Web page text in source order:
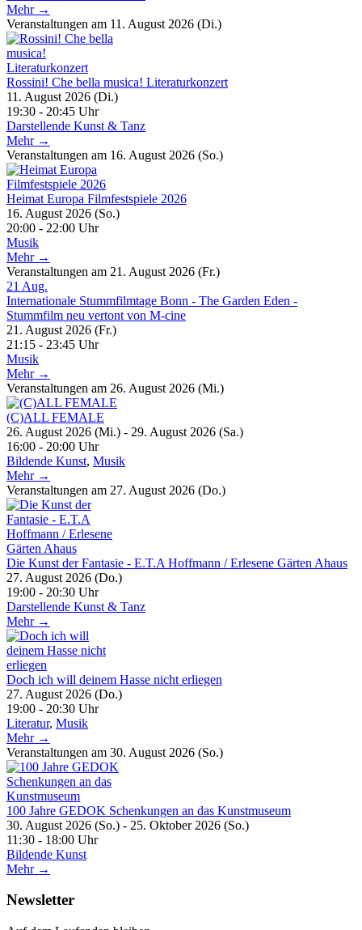
Mehr →
Veranstaltungen am 11. August 2026 (Di.)
Rossini! Che bella musica! Literaturkonzert
11. August 2026 (Di.)
19:30 - 20:45 Uhr
Darstellende Kunst & Tanz
Mehr →
Veranstaltungen am 16. August 2026 (So.)
Heimat Europa Filmfestspiele 2026
16. August 2026 (So.)
20:00 - 22:00 Uhr
Musik
Mehr →
Veranstaltungen am 21. August 2026 (Fr.)
21 Aug.
Internationale Stummfilmtage Bonn - The Garden Eden -
Stummfilm neu vertont von M-cine
21. August 2026 (Fr.)
21:15 - 23:45 Uhr
Musik
Mehr →
Veranstaltungen am 26. August 2026 (Mi.)
(C)ALL FEMALE
26. August 2026 (Mi.) - 29. August 2026 (Sa.)
16:00 - 20:00 Uhr
Bildende Kunst, Musik
Mehr →
Veranstaltungen am 27. August 2026 (Do.)
Die Kunst der Fantasie - E.T.A Hoffmann / Erlesene Gärten Ahaus
27. August 2026 (Do.)
19:00 - 20:30 Uhr
Darstellende Kunst & Tanz
Mehr →
Doch ich will deinem Hasse nicht erliegen
27. August 2026 (Do.)
19:00 - 20:30 Uhr
Literatur, Musik
Mehr →
Veranstaltungen am 30. August 2026 (So.)
100 Jahre GEDOK Schenkungen an das Kunstmuseum
30. August 2026 (So.) - 25. Oktober 2026 (So.)
11:30 - 18:00 Uhr
Bildende Kunst
Mehr →
Newsletter